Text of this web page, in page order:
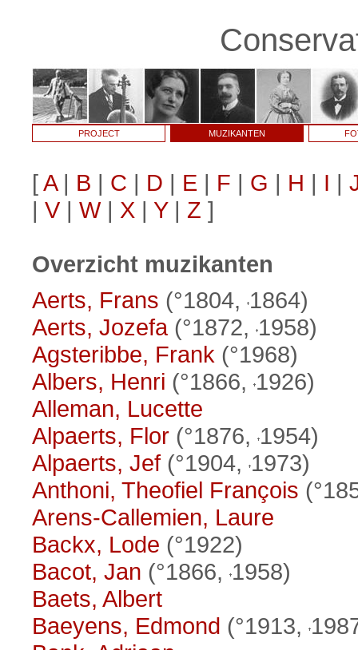
PROJECT MUZIKANTEN
[A| B | C | D | E | F | G | H | I |
| V | W| X | Y| Z ]
Overzicht muzikanten
Aerts, Frans (°1804, 1864)
Aerts, Jozefa(°1872, 1958)
Agsteribbe, Frank (°1968)
Albers, Henri (°1866, 1926)
Alleman, Lucette
Alpaerts, Flor (°1876, 1954)
Alpaerts, Jef(°1904, 1973)
Anthoni, Theofiel François
Arens-Callemien, Laure
Backx, Lode (°1922)
Bacot, Jan (°1866, 1958)
Baets, Albert
Baeyens, Edmond (°1913,